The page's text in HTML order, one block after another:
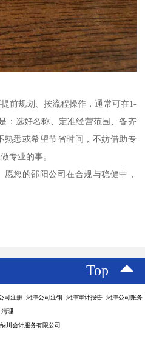
前规划、按流程操作，通常可在1-
：选好名称、定准经营范围、备齐
熟悉或希望节省时间，不妨借助专
专业的事。
您的邵阳公司在合规与稳健中，
Top
司注册 湘潭公司注销 湘潭审计报告 湘潭公司账务
清理
川会计服务有限公司